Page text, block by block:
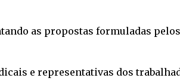
as propostas formuladas
e representativas dos